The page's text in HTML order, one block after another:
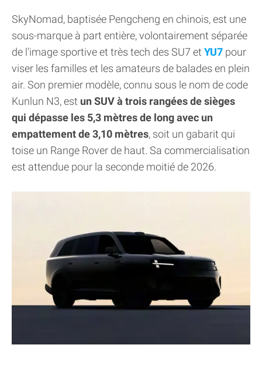
SkyNomad, baptisée Pengcheng en chinois, est une
sous-marque à part entière, volontairement séparée
de l'image sportive et très tech des SU7 et YU7 pour
viser les familles et les amateurs de balades en plein
air. Son premier modèle, connu sous le nom de code
Kunlun N3, est un SUV à trois rangées de sièges
qui dépasse les 5,3 mètres de long avec un
empattement de 3,10 mètres, soit un gabarit qui
toise un Range Rover de haut. Sa commercialisation
est attendue pour la seconde moitié de 2026.